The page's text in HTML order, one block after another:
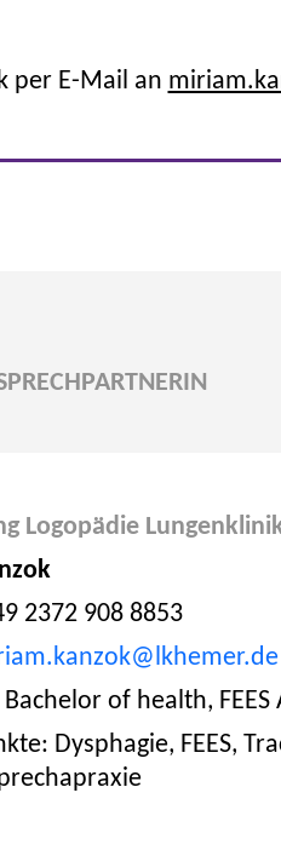
per E-Mail an
Logopädie
2372 908 8853
of health,
Dysphagie, FEES,